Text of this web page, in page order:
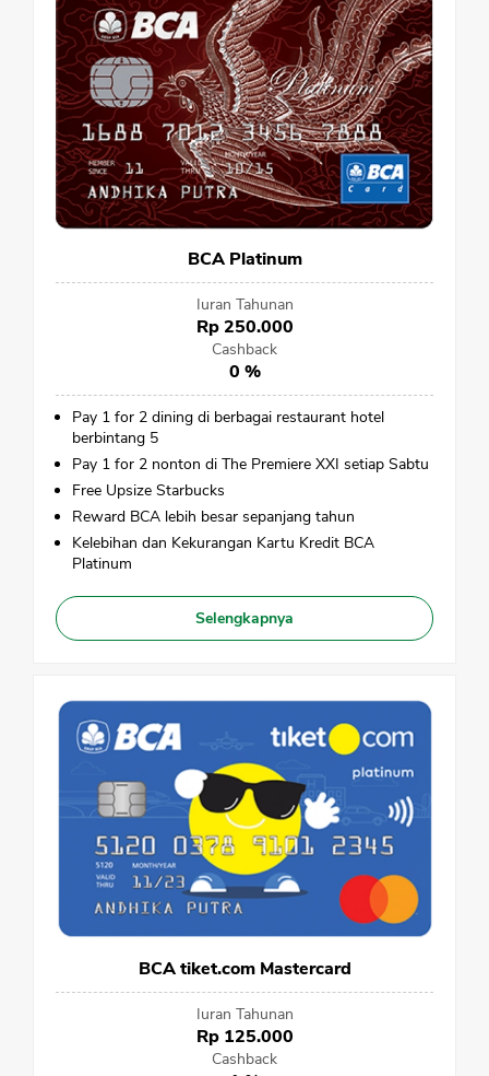
BCA Platinum
Iuran Tahunan
Rp 250.000
Cashback
0 %
Pay 1 for 2 dining di berbagai restaurant hotel
berbintang 5
Pay 1 for 2 nonton di The Premiere XXI setiap Sabtu
Free Upsize Starbucks
Reward BCA lebih besar sepanjang tahun
Kelebihan dan Kekurangan Kartu Kredit BCA
Platinum
Selengkapnya
BCA tiket.com Mastercard
Iuran Tahunan
Rp 125.000
Cashback